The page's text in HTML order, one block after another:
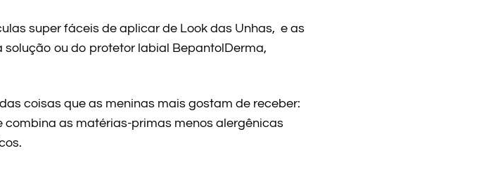
super fáceis de aplicar de Look das Unhas, e as
ou do protetor labial BepantolDerma,
coisas que as meninas mais gostam de receber:
as matérias-primas menos alergênicas